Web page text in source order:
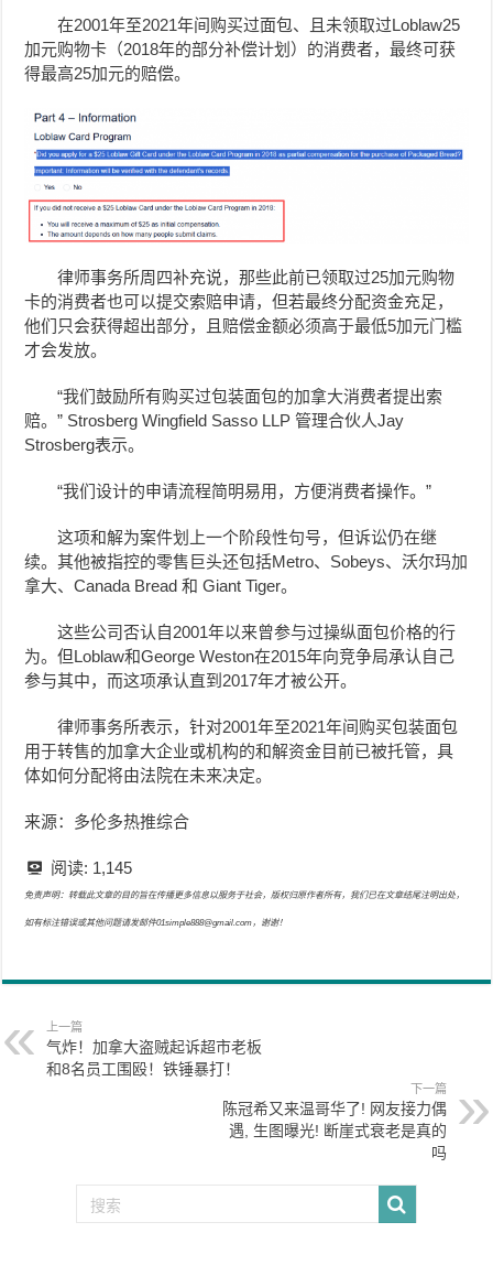
在2001年至2021年间购买过面包、且未领取过Loblaw25
加元购物卡（2018年的部分补偿计划）的消费者，最终可获
得最高25加元的赔偿。
律师事务所周四补充说，那些此前已领取过25加元购物
卡的消费者也可以提交索赔申请，但若最终分配资金充足，
他们只会获得超出部分，且赔偿金额必须高于最低5加元门槛
才会发放。
“我们鼓励所有购买过包装面包的加拿大消费者提出索
赔。” Strosberg Wingfield Sasso LLP 管理合伙人Jay
Strosberg表示。
“我们设计的申请流程简明易用，方便消费者操作。”
这项和解为案件划上一个阶段性句号，但诉讼仍在继
续。其他被指控的零售巨头还包括Metro、Sobeys、沃尔玛加
拿大、Canada Bread 和 Giant Tiger。
这些公司否认自2001年以来曾参与过操纵面包价格的行
为。但Loblaw和George Weston在2015年向竞争局承认自己
参与其中，而这项承认直到2017年才被公开。
律师事务所表示，针对2001年至2021年间购买包装面包
用于转售的加拿大企业或机构的和解资金目前已被托管，具
体如何分配将由法院在未来决定。
来源：多伦多热推综合
阅读: 1,145
免责声明：转载此文章的目的旨在传播更多信息以服务于社会，版权归原作者所有，我们已在文章结尾注明出处，
如有标注错误或其他问题请发邮件01simple888@gmail.com，谢谢！
上一篇
气炸！加拿大盗贼起诉超市老板
和8名员工围殴！铁锤暴打！
下一篇
陈冠希又来温哥华了! 网友接力偶
遇, 生图曝光! 断崖式衰老是真的
吗